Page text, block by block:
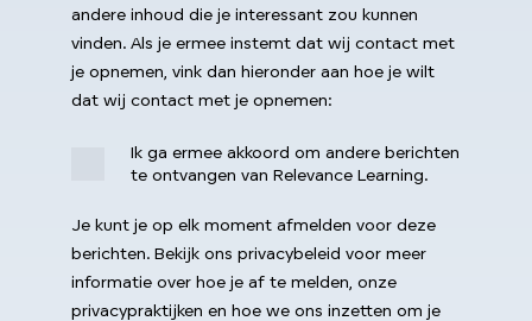
andere inhoud die je interessant zou kunnen
vinden. Als je ermee instemt dat wij contact met
je opnemen, vink dan hieronder aan hoe je wilt
dat wij contact met je opnemen:
Ik ga ermee akkoord om andere berichten
te ontvangen van Relevance Learning.
Je kunt je op elk moment afmelden voor deze
berichten. Bekijk ons privacybeleid voor meer
informatie over hoe je af te melden, onze
privacypraktijken en hoe we ons inzetten om je